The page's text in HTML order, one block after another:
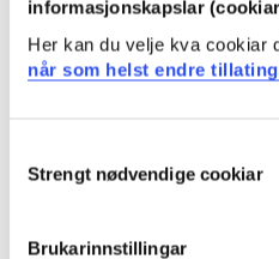
informasjonskapslar
Her kan du velje kva cookiar
når som helst endre
Selection
Strengt nødvendige cookiar
Brukarinnstillingar
Jus for offentleg leiing
Semester: 3
Offentleg